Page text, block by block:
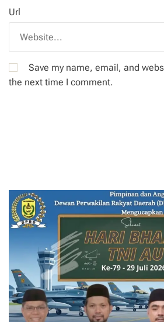
Url
Save my name, email, and
the next time I comment.